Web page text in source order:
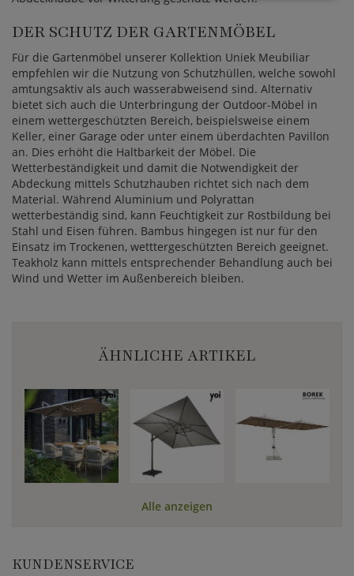
DER SCHUTZ DER GARTENMÖBEL
Für die Gartenmöbel unserer Kollektion Uniek Meubiliar
empfehlen wir die Nutzung von Schutzhüllen, welche sowohl
amtungsaktiv als auch wasserabweisend sind. Alternativ
bietet sich auch die Unterbringung der Outdoor-Möbel in
einem wettergeschützten Bereich, beispielsweise einem
Keller, einer Garage oder unter einem überdachten Pavillon
an. Dies erhöht die Haltbarkeit der Möbel. Die
Wetterbeständigkeit und damit die Notwendigkeit der
Abdeckung mittels Schutzhauben richtet sich nach dem
Material. Während Aluminium und Polyrattan
wetterbeständig sind, kann Feuchtigkeit zur Rostbildung bei
Stahl und Eisen führen. Bambus hingegen ist nur für den
Einsatz im Trockenen, wetttergeschützten Bereich geeignet.
Teakholz kann mittels entsprechender Behandlung auch bei
Wind und Wetter im Außenbereich bleiben.
ÄHNLICHE ARTIKEL
Alle anzeigen
KUNDENSERVICE